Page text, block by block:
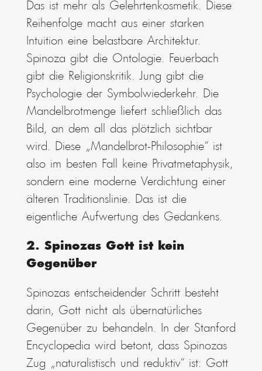
Das ist mehr als Gelehrtenkosmetik. Diese
Reihenfolge macht aus einer starken
Intuition eine belastbare Architektur.
Spinoza gibt die Ontologie. Feuerbach
gibt die Religionskritik. Jung gibt die
Psychologie der Symbolwiederkehr. Die
Mandelbrotmenge liefert schließlich das
Bild, an dem all das plötzlich sichtbar
wird. Diese „Mandelbrot-Philosophie“ ist
also im besten Fall keine Privatmetaphysik,
sondern eine moderne Verdichtung einer
älteren Traditionslinie. Das ist die
eigentliche Aufwertung des Gedankens.
2. Spinozas Gott ist kein
Gegenüber
Spinozas entscheidender Schritt besteht
darin, Gott nicht als übernatürliches
Gegenüber zu behandeln. In der Stanford
Encyclopedia wird betont, dass Spinozas
Zug „naturalistisch und reduktiv“ ist: Gott